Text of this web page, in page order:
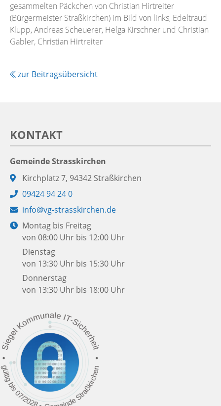
gesammelten Päckchen von Christian Hirtreiter
(Bürgermeister Straßkirchen) im Bild von links, Edeltraud
Klupp, Andreas Scheuerer, Helga Kirschner und Christian
Gabler, Christian Hirtreiter
zur Beitragsübersicht
KONTAKT
Gemeinde Strasskirchen
Adresse:
Kirchplatz 7, 94342 Straßkirchen
Telefon:
09424 94 24 0
E-
Mail:
info@vg-strasskirchen.de
Öffnungszeiten:
Montag bis Freitag
von 08:00 Uhr bis 12:00 Uhr
Dienstag
von 13:30 Uhr bis 15:30 Uhr
Donnerstag
von 13:30 Uhr bis 18:00 Uhr